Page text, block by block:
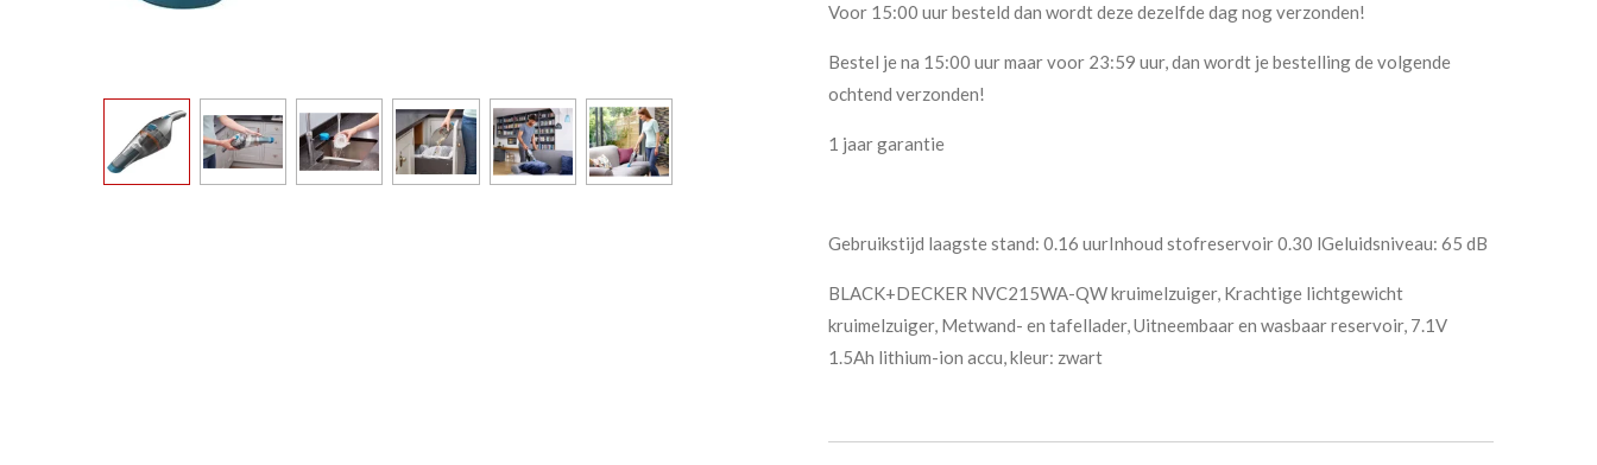
Voor 15:00 uur besteld dan wordt deze dezelfde dag nog verzonden!
Bestel je na 15:00 uur maar voor 23:59 uur, dan wordt je bestelling de volgende
ochtend verzonden!
1 jaar garantie
Gebruikstijd laagste stand: 0.16 uurInhoud stofreservoir 0.30 lGeluidsniveau: 65 dB
BLACK+DECKER NVC215WA-QW kruimelzuiger, Krachtige lichtgewicht
kruimelzuiger, Metwand- en tafellader, Uitneembaar en wasbaar reservoir, 7.1V
1.5Ah lithium-ion accu, kleur: zwart